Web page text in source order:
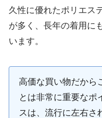
久性に優れたポリエス
が多く、長年の着用に
います。
高価な買い物だから
とは非常に重要なポ
スは、流行に左右さ